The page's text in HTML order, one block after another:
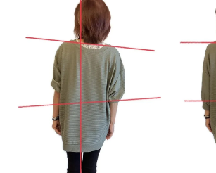
腰痛に対する整体選びの
整体で腰痛ケア 小倉北区のお
整体での腰痛ケア方法を
小倉北区で人気の整体施術
腰痛ケアに効果的な整体
整体施術の選び方とその
整体ケアで日常生活を改
小倉北区で整体を選ぶ際